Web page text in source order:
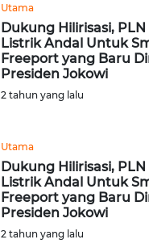
Utama
Dukung Hilirisasi,
Listrik Andal Untuk
Freeport yang Baru
Presiden Jokowi
2 tahun yang lalu
Utama
Dukung Hilirisasi,
Listrik Andal Untuk
Freeport yang Baru
Presiden Jokowi
2 tahun yang lalu